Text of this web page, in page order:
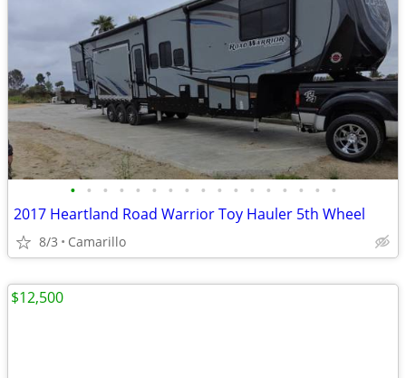
• • • • • • • • • • • • • • • • •
2017 Heartland Road Warrior Toy Hauler 5th Wheel
8/3 Camarillo
$12,500